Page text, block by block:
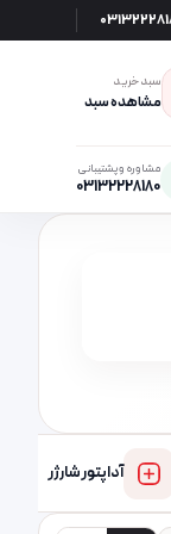
سبد خرید
مشاهده سبد
مشاوره و پشتیبانی
03132228180
آداپتور شارژر